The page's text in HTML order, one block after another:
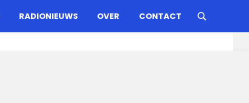
RADIONIEUWS OVER CONTACT